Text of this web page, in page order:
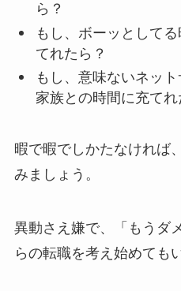
ら？
もし、ボーッとして
てれたら？
もし、意味ないネッ
家族との時間に充てれ
暇で暇でしかたなければ
みましょう。
異動さえ嫌で、「もうダ
らの転職を考え始めても